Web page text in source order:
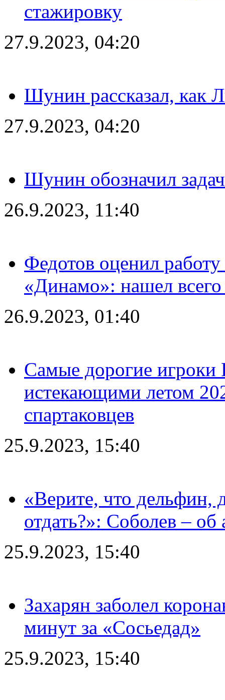
стажировку
27.9.2023, 04:20
Шунин рассказал, как
27.9.2023, 04:20
Шунин обозначил
26.9.2023, 11:40
Федотов оценил
«Динамо»: нашел
26.9.2023, 01:40
Самые дорогие игроки
истекающими летом
спартаковцев
25.9.2023, 15:40
«Верите, что дельфин,
отдать?»: Соболев – об
25.9.2023, 15:40
Захарян заболел
минут за «Сосьедад»
25.9.2023, 15:40